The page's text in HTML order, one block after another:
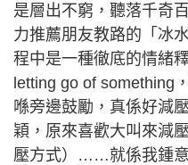
是層出不窮，聽落千奇
力推薦朋友教路的「冰
程中是一種徹底的情緒
letting go of something
喺旁邊鼓勵，真係好減
穎，原來喜歡大叫來減
壓方式）……就係我鍾